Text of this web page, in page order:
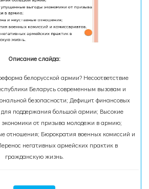
Описание слайда:
белорусской армии? Несоответствие
Беларусь современным вызовам и
безопасности; Дефицит финансовых
для поддержания большой армии; Высокие
от призыва молодежи в армию;
отношения; Бюрократия военных комиссий и
негативных армейских практик в
гражданскую жизнь.